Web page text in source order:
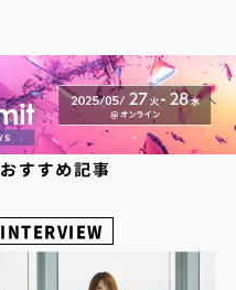
INTERVIEW